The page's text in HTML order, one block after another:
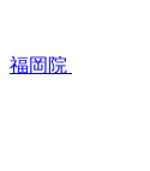
福岡院